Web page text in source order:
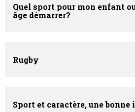
Quel sport pour mon enfant
âge démarrer?
Rugby
Sport et caractère, une bonne